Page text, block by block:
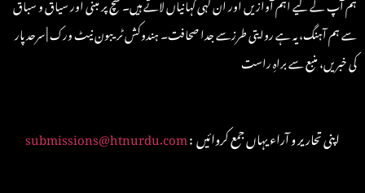
سے ہم آہنگ، یہ ہے روایتی طرزسے جدا صحافت۔ ہندوکش ٹریبون نیٹ ورک | سرحد پار
کی خبریں، منبع سے براہِ راست
submissions@htnurdu.com : اپنی تحاریر و آراء یہاں جمع کروائیں